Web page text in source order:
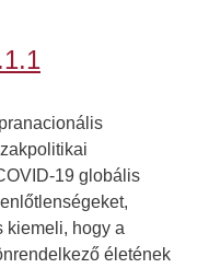
19 globális
kiemeli, hogy a
életének